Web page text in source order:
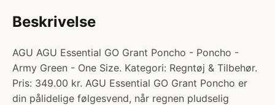
Beskrivelse
AGU AGU Essential GO Grant Poncho - Poncho -
Army Green - One Size. Kategori: Regntøj & Tilbehør.
Pris: 349.00 kr. AGU Essential GO Grant Poncho er
din pålidelige følgesvend, når regnen pludselig